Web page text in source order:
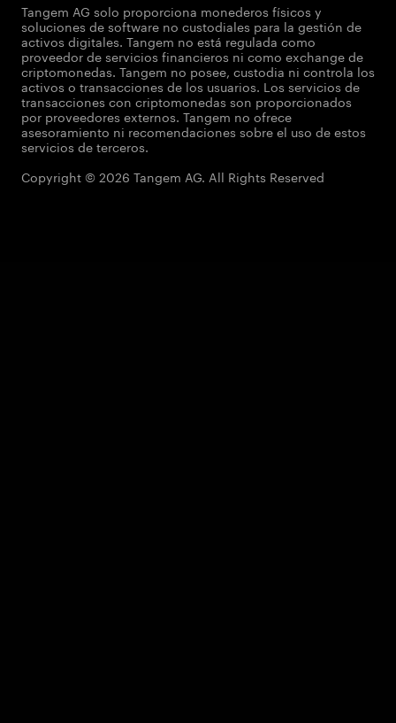
Tangem AG solo proporciona monederos físicos y
soluciones de software no custodiales para la gestión de
activos digitales. Tangem no está regulada como
proveedor de servicios financieros ni como exchange de
criptomonedas. Tangem no posee, custodia ni controla los
activos o transacciones de los usuarios. Los servicios de
transacciones con criptomonedas son proporcionados
por proveedores externos. Tangem no ofrece
asesoramiento ni recomendaciones sobre el uso de estos
servicios de terceros.